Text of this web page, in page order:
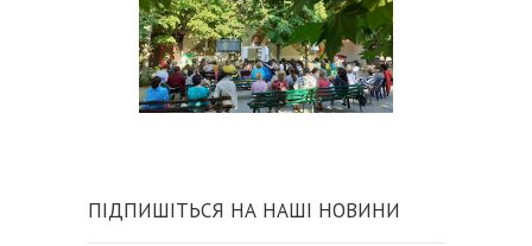
ПІДПИШІТЬСЯ НА НАШІ НОВИНИ